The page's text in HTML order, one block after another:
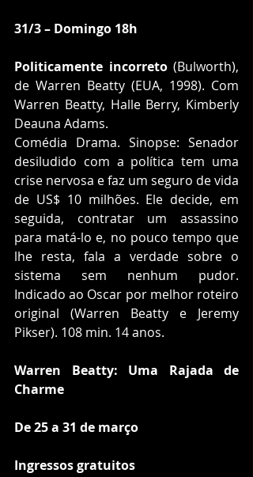
31/3 – Domingo 18h
Politicamente incorreto (Bulworth),
de Warren Beatty (EUA, 1998). Com
Warren Beatty, Halle Berry, Kimberly
Deauna Adams.
Comédia Drama. Sinopse: Senador
desiludido com a política tem uma
crise nervosa e faz um seguro de vida
de US$ 10 milhões. Ele decide, em
seguida, contratar um assassino
para matá-lo e, no pouco tempo que
lhe resta, fala a verdade sobre o
sistema sem nenhum pudor.
Indicado ao Oscar por melhor roteiro
original (Warren Beatty e Jeremy
Pikser). 108 min. 14 anos.
Warren Beatty: Uma Rajada de
Charme
De 25 a 31 de março
Ingressos gratuitos